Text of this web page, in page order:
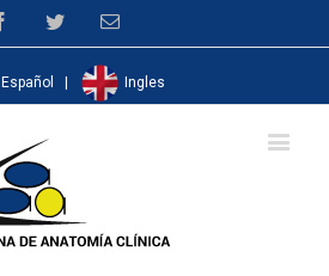
FacebookTwitterEmail
Español | Ingles